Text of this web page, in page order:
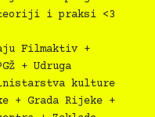
teoriji i praksi <3
Filmaktiv +
+ Udruga
kulture
+ Grada Rijeke +